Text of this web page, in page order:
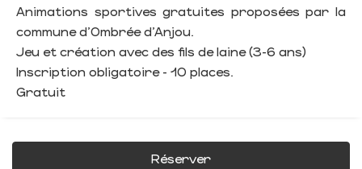
Animations sportives gratuites proposées par la
commune d'Ombrée d'Anjou.
Jeu et création avec des fils de laine (3-6 ans)
Inscription obligatoire - 10 places.
Gratuit
Réserver